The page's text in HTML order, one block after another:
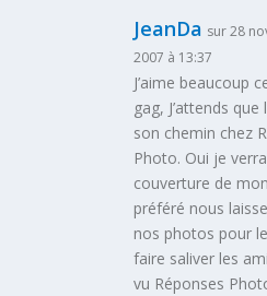
JeanDa sur 28
2007 à 13:37
J’aime beaucoup
gag, J’attends que
son chemin chez
Photo. Oui je
couverture de
préféré nous
nos photos pour
faire saliver les
vu Réponses